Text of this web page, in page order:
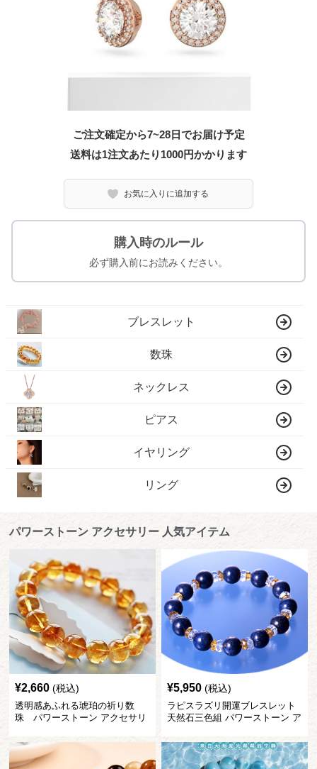
ご注文確定から7~28日でお届け予定
送料は1注文あたり 1000円かかります
お気に入りに追加する
購入時のルール
必ず購入前にお読みください。
ブレスレット
数珠
ネックレス
ピアス
イヤリング
リング
パワーストーン アクセサリー 人気アイテム
¥2,660 (税込)
透明感あふれる琥珀の祈り数
珠 パワーストーン アクセサリ
¥5,950 (税込)
ラピスラズリ開運ブレスレット
天然石三色組 パワーストーン ア